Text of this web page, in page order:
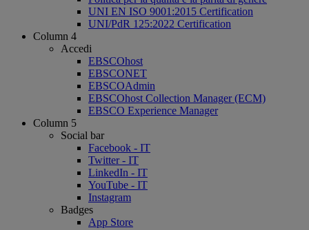
UNI EN ISO 9001:2015 Certification
UNI/PdR 125:2022 Certification
Column 4
Accedi
EBSCOhost
EBSCONET
EBSCOAdmin
EBSCOhost Collection Manager (ECM)
EBSCO Experience Manager
Column 5
Social bar
Facebook - IT
Twitter - IT
LinkedIn - IT
YouTube - IT
Instagram
Badges
App Store